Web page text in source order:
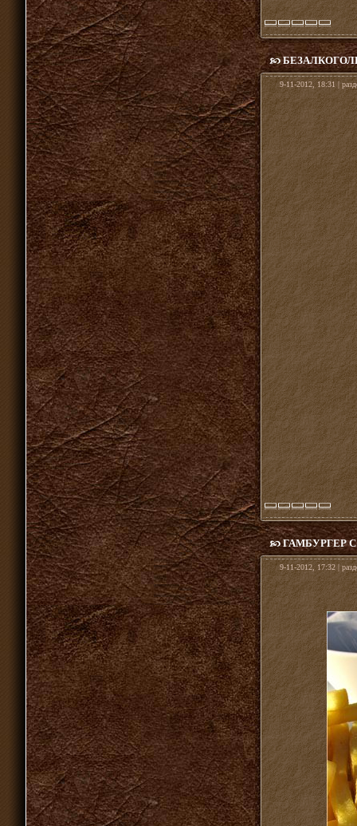
9-11-2012, 18:31 |
ГАМБУРГЕР С
9-11-2012, 17:32 |